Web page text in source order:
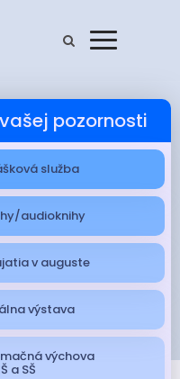
na
pozornosti
služba
audioknihy
v auguste
výstava
výchova
a SŠ